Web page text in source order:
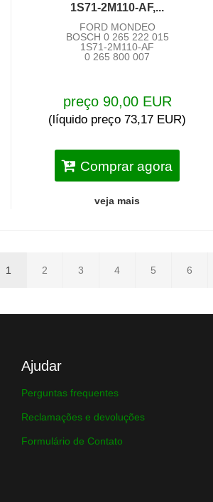
1S71-2M110-AF,...
FORD MONDEO
BOSCH 0 265 222 015
1S71-2M110-AF
0 265 800 007
preço 90,00 EUR
(líquido preço 73,17 EUR)
Comprar agora
veja mais
1 2 3 4 5 6
Ajudar
Perguntas frequentes
Reclamações e devoluções
Formulário de Contato